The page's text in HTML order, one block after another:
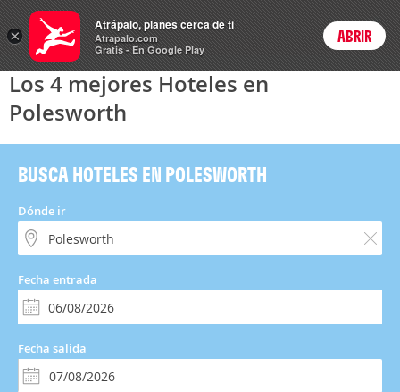
Hoteles Login
Los 4 mejores Hoteles en
Polesworth
BUSCA HOTELES EN POLESWORTH
Dónde ir
Fecha entrada
Fecha salida
×
Atrápalo, planes cerca de ti
Atrapalo.com
Gratis - En Google Play
ABRIR